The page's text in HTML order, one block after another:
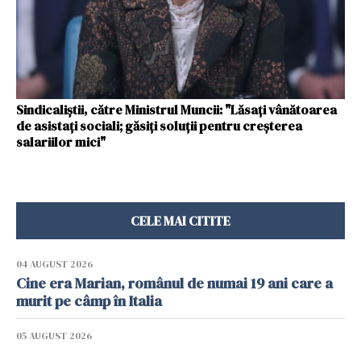
Sindicaliştii, către Ministrul Muncii: "Lăsaţi vânătoarea
de asistaţi sociali; găsiţi soluţii pentru creşterea
salariilor mici"
CELE MAI CITITE
04 AUGUST 2026
Cine era Marian, românul de numai 19 ani care a
murit pe câmp în Italia
05 AUGUST 2026